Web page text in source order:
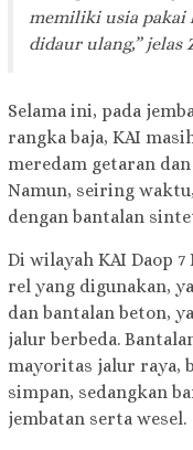
memiliki usia pakai
didaur ulang,” jelas
Selama ini, pada
rangka baja, KAI
meredam getaran
Namun, seiring
dengan bantalan
Di wilayah KAI Daop
rel yang digunakan,
dan bantalan beton,
jalur berbeda.
mayoritas jalur raya,
simpan, sedangkan
jembatan serta wesel.